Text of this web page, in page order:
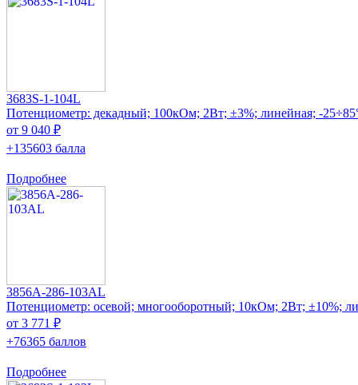
3683S-1-104L
Потенциометр: декадный; 100кОм; 2Вт; ±3%; линейная; -
от 9 040 ₽
+135603 балла
Подробнее
3856A-286-103AL
Потенциометр: осевой; многооборотный; 10кОм; 2Вт; ±10%;
от 3 771 ₽
+76365 баллов
Подробнее